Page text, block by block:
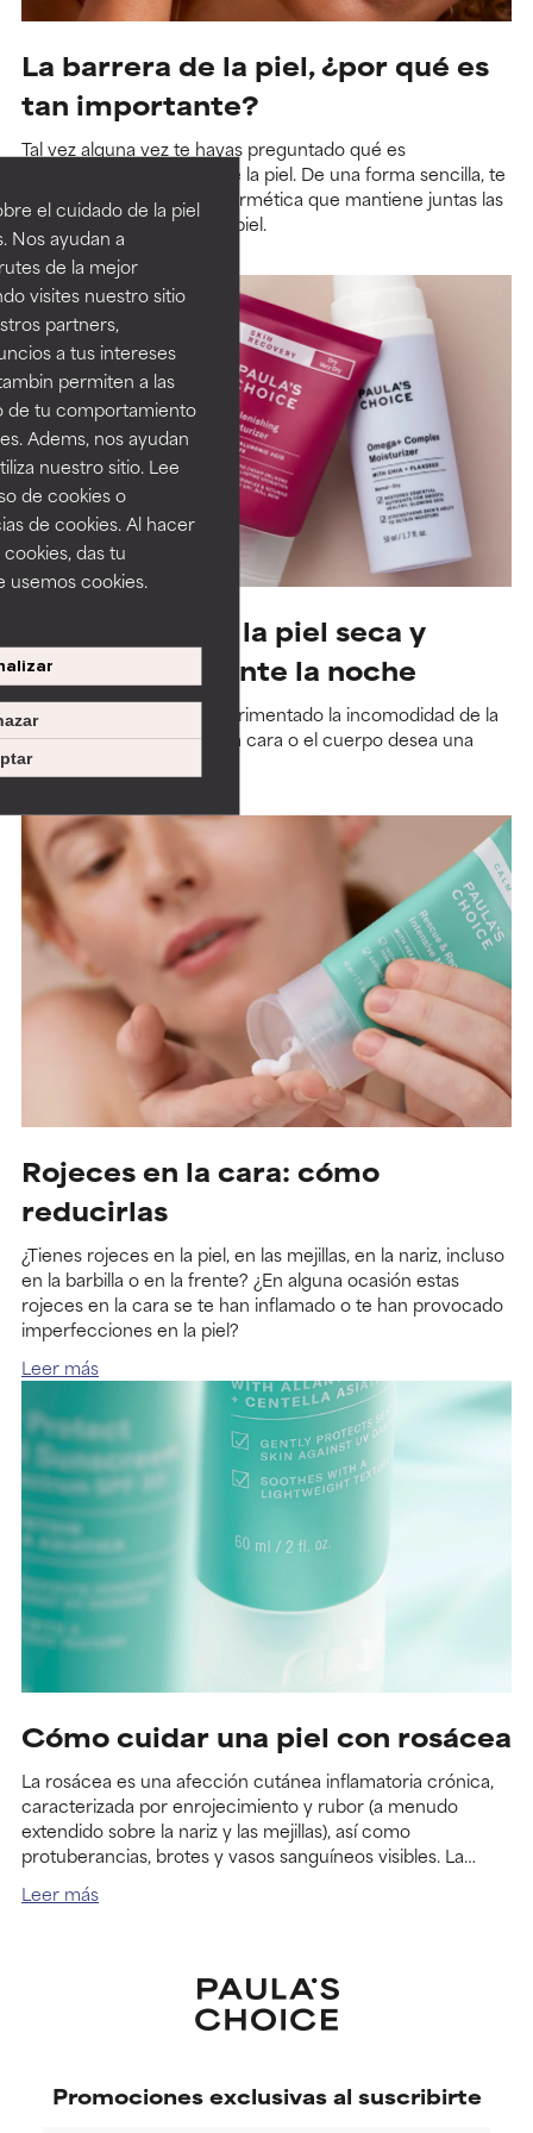
el cuidado de la piel
Nos ayudan a
de la mejor
visites nuestro sitio
partners,
a tus intereses
permiten a las
de tu comportamiento
Adems, nos ayudan
nuestro sitio. Lee
de cookies o
de cookies. Al hacer
das tu
usemos cookies.
La barrera de la piel, ¿por qué es
tan importante?
Tal vez alguna vez te hayas preguntado qué es
exactamente la barrera de la piel. De una forma sencilla, te
diremos que es la capa hermética que mantiene juntas las
capas más externas de la piel.
Leer más
Cómo eliminar la piel seca y
escamosa durante la noche
Cualquiera que haya experimentado la incomodidad de la
piel seca y escamosa en la cara o el cuerpo desea una
solución, y rápido.
Rojeces en la cara: cómo
reducirlas
¿Tienes rojeces en la piel, en las mejillas, en la nariz, incluso
en la barbilla o en la frente? ¿En alguna ocasión estas
rojeces en la cara se te han inflamado o te han provocado
imperfecciones en la piel?
Leer más
Cómo cuidar una piel con rosácea
La rosácea es una afección cutánea inflamatoria crónica,
caracterizada por enrojecimiento y rubor (a menudo
extendido sobre la nariz y las mejillas), así como
protuberancias, brotes y vasos sanguíneos visibles. La
rosácea afecta principalmente a adultos y particularmente
a mujeres mayores de 30 años con piel clara.
Leer más
Promociones exclusivas al suscribirte